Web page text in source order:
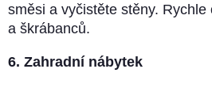
směsi a vyčistěte stěny.
a škrábanců.
6. Zahradní nábytek